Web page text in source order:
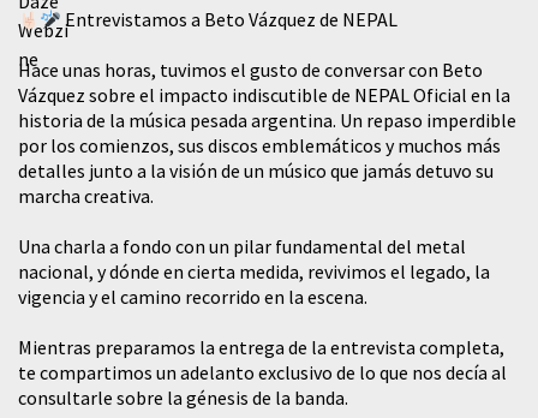
Entrevistamos a Beto Vázquez de NEPAL
Hace unas horas, tuvimos el gusto de conversar con Beto
Vázquez sobre el impacto indiscutible de NEPAL Oficial en la
historia de la música pesada argentina. Un repaso imperdible
por los comienzos, sus discos emblemáticos y muchos más
detalles junto a la visión de un músico que jamás detuvo su
marcha creativa.
​Una charla a fondo con un pilar fundamental del metal
nacional, y dónde en cierta medida, revivimos el legado, la
vigencia y el camino recorrido en la escena.
Mientras preparamos la entrega de la entrevista completa,
te compartimos un adelanto exclusivo de lo que nos decía al
consultarle sobre la génesis de la banda.